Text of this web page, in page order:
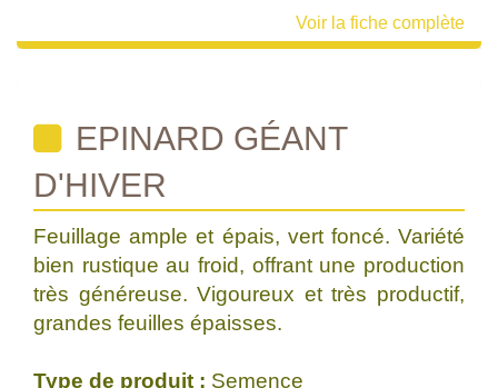
Voir la fiche complète
EPINARD GÉANT
D'HIVER
Feuillage ample et épais, vert foncé. Variété
bien rustique au froid, offrant une production
très généreuse. Vigoureux et très productif,
grandes feuilles épaisses.
Type de produit : Semence